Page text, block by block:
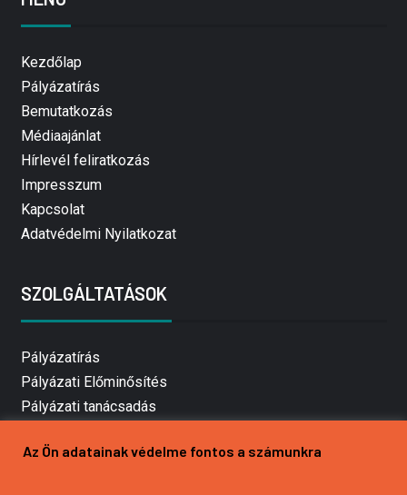
Kezdőlap
Pályázatírás
Bemutatkozás
Médiaajánlat
Hírlevél feliratkozás
Impresszum
Kapcsolat
Adatvédelmi Nyilatkozat
SZOLGÁLTATÁSOK
Pályázatírás
Pályázati Előminősítés
Pályázati tanácsadás
Mezőgazdasági pályázatírás
Az Ön adatainak védelme fontos a számunkra